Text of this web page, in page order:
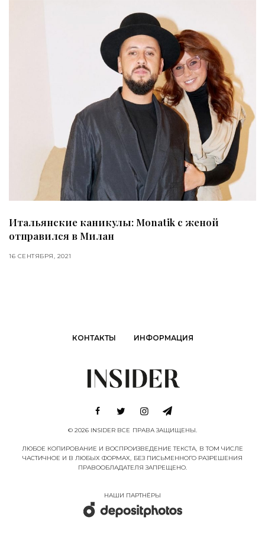
Итальянские каникулы: Monatik с женой
отправился в Милан
16 СЕНТЯБРЯ, 2021
КОНТАКТЫ ИНФОРМАЦИЯ
© 2026 INSIDER ВСЕ ПРАВА ЗАЩИЩЕНЫ.
ЛЮБОЕ КОПИРОВАНИЕ И ВОСПРОИЗВЕДЕНИЕ ТЕКСТА, В ТОМ ЧИСЛЕ
ЧАСТИЧНОЕ И В ЛЮБЫХ ФОРМАХ, БЕЗ ПИСЬМЕННОГО РАЗРЕШЕНИЯ
ПРАВООБЛАДАТЕЛЯ ЗАПРЕЩЕНО.
НАШИ ПАРТНËРЫ